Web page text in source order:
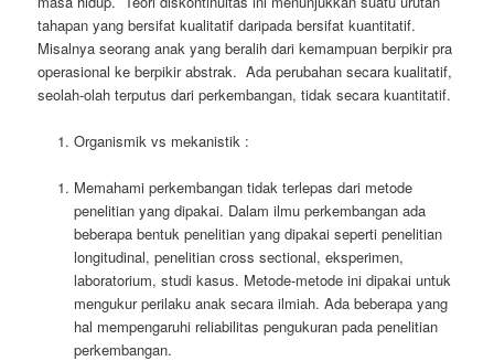
tahapan yang bersifat kualitatif daripada bersifat kuantitatif.
Misalnya seorang anak yang beralih dari kemampuan berpikir pra
operasional ke berpikir abstrak. Ada perubahan secara kualitatif,
seolah-olah terputus dari perkembangan, tidak secara kuantitatif.
Organismik vs mekanistik :
Memahami perkembangan tidak terlepas dari metode
penelitian yang dipakai. Dalam ilmu perkembangan ada
beberapa bentuk penelitian yang dipakai seperti penelitian
longitudinal, penelitian cross sectional, eksperimen,
laboratorium, studi kasus. Metode-metode ini dipakai untuk
mengukur perilaku anak secara ilmiah. Ada beberapa yang
hal mempengaruhi reliabilitas pengukuran pada penelitian
perkembangan.